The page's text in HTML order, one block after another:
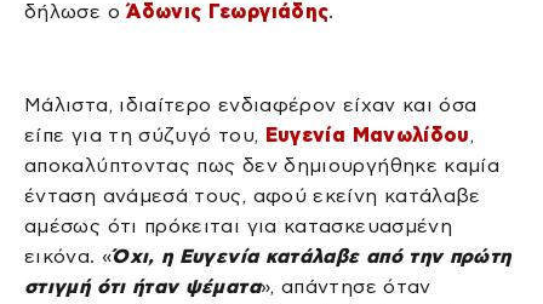
δήλωσε οΆδωνις Γεωργιάδης.
Μάλιστα, ιδιαίτερο ενδιαφέρον είχαν και όσα
είπε για τη σύζυγό του, Ευγενία Μανωλίδου,
αποκαλύπτοντας πως δεν δημιουργήθηκε καμία
ένταση ανάμεσά τους, αφού εκείνη κατάλαβε
αμέσως ότι πρόκειται για κατασκευασμένη
εικόνα. «Όχι, η Ευγενία κατάλαβε από την πρώτη
στιγμή ότι ήταν ψέματα», απάντησε όταν